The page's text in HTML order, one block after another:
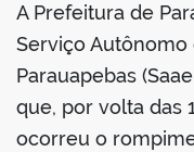
A Prefeitura de
Serviço Autônomo
Parauapebas
que, por volta das
ocorreu o